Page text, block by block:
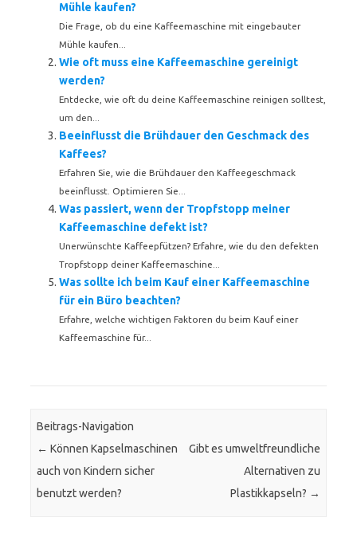
Mühle kaufen?
Die Frage, ob du eine Kaffeemaschine mit eingebauter
Mühle kaufen...
Wie oft muss eine Kaffeemaschine gereinigt
werden?
Entdecke, wie oft du deine Kaffeemaschine reinigen solltest,
um den...
Beeinflusst die Brühdauer den Geschmack des
Kaffees?
Erfahren Sie, wie die Brühdauer den Kaffeegeschmack
beeinflusst. Optimieren Sie...
Was passiert, wenn der Tropfstopp meiner
Kaffeemaschine defekt ist?
Unerwünschte Kaffeepfützen? Erfahre, wie du den defekten
Tropfstopp deiner Kaffeemaschine...
Was sollte ich beim Kauf einer Kaffeemaschine
für ein Büro beachten?
Erfahre, welche wichtigen Faktoren du beim Kauf einer
Kaffeemaschine für...
Beitrags-Navigation
← Können Kapselmaschinen
auch von Kindern sicher
benutzt werden?
Gibt es umweltfreundliche
Alternativen zu
Plastikkapseln? →